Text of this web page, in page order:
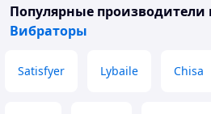
Популярные производители
Вибраторы
Satisfyer Lybaile Chisa